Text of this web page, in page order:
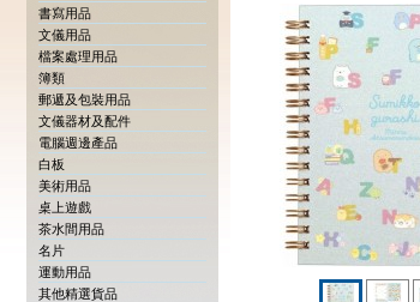
書寫用品
文儀用品
檔案處理用品
簿類
郵遞及包裝用品
文儀器材及配件
電腦週邊產品
白板
美術用品
桌上遊戲
茶水間用品
名片
運動用品
其他精選貨品